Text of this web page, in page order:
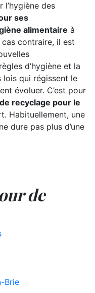
l’hygiène des
ses
alimentaire à
contraire, il est
d’hygiène et la
lois qui régissent le
évoluer. C’est pour
recyclage pour le
Habituellement, une
dure pas plus d’une
de
Brie